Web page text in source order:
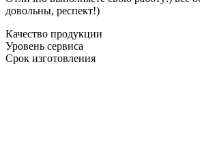
довольны, респект!)
Качество продукции
Уровень сервиса
Срок изготовления